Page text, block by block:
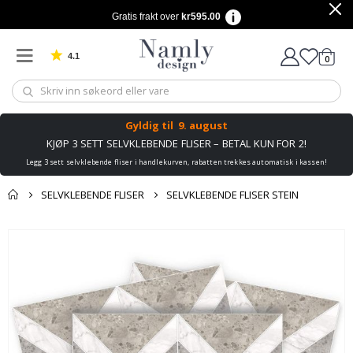
Gratis frakt over kr595.00
4.1 Basert på 1030 stemmer 0varer
Gyldig til 9. august
KJØP 3 SETT SELVKLEBENDE FLISER – BETAL KUN FOR 2!
Legg 3 sett selvklebende fliser i handlekurven, rabatten trekkes automatisk i kassen!
SELVKLEBENDE FLISER SELVKLEBENDE FLISER STEIN
bildegalleri